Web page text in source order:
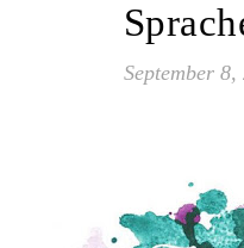
September 8,